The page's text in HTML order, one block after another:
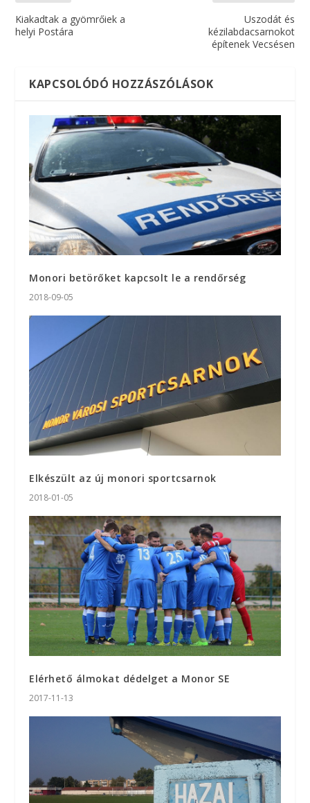
Kiakadtak a gyömrőiek a
helyi Postára
Uszodát és
kézilabdacsarnokot
építenek Vecsésen
KAPCSOLÓDÓ HOZZÁSZÓLÁSOK
Monori betörőket kapcsolt le a rendőrség
2018-09-05
Elkészült az új monori sportcsarnok
2018-01-05
Elérhető álmokat dédelget a Monor SE
2017-11-13